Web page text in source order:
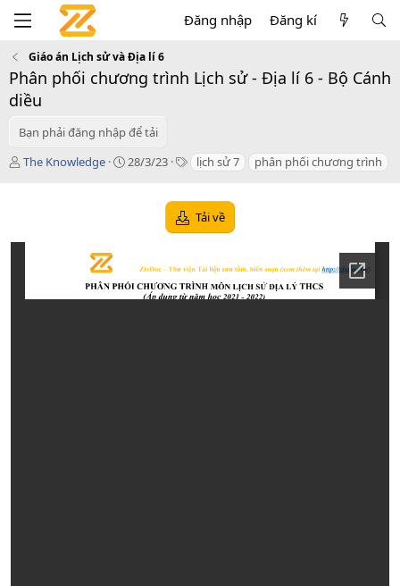
Đăng nhập Đăng kí
Giáo án Lịch sử và Địa lí 6
Phân phối chương trình Lịch sử - Địa lí 6 - Bộ Cánh
diều
Bạn phải đăng nhập để tải
T
ả
The Knowledge
C
d
28/3/23
T lịch sử 7 phân phối chương trình
Tải về